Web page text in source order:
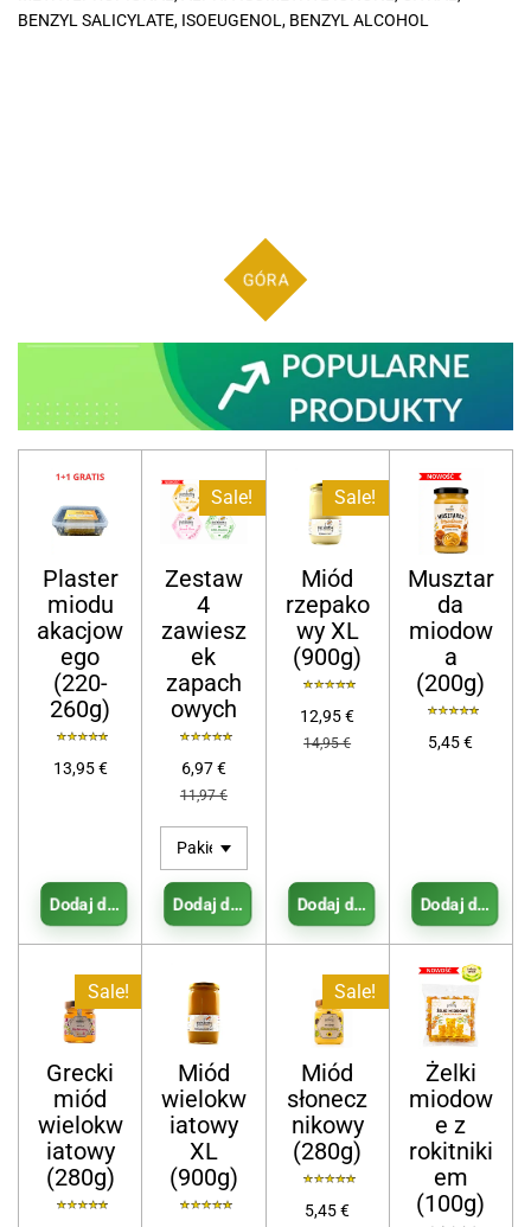
BENZYL SALICYLATE, ISOEUGENOL, BENZYL ALCOHOL
GÓRA
Plaster
miodu
akacjow
ego
(220-
260g)
13,95 €
Dodaj do koszyka
Sale!
Zestaw
4
zawiesz
ek
zapach
owych
6,97 €
11,97 €
Dodaj do koszyka
Sale!
Miód
rzepako
wy XL
(900g)
12,95 €
14,95 €
Dodaj do koszyka
Musztar
da
miodow
a
(200g)
5,45 €
Dodaj do
Sale!
Grecki
miód
wielokw
iatowy
(280g)
Miód
wielokw
iatowy
XL
(900g)
Sale!
Miód
słonecz
nikowy
(280g)
5,45 €
Żelki
miodow
e z
rokitniki
em
(100g)